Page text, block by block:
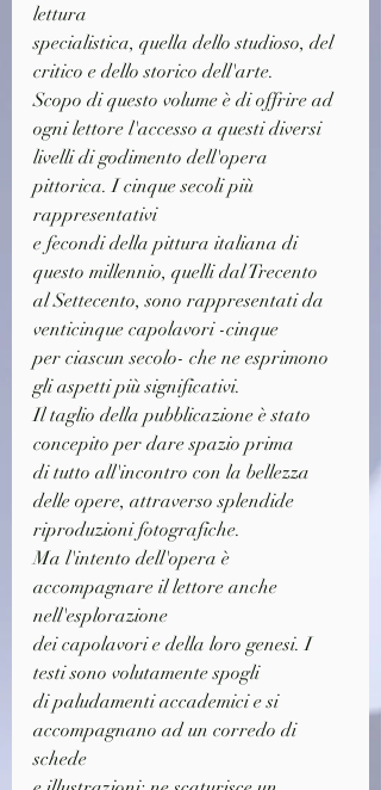
lettura
specialistica, quella dello studioso, del
critico e dello storico dell'arte.
Scopo di questo volume è di offrire ad
ogni lettore l'accesso a questi diversi
livelli di godimento dell'opera
pittorica. I cinque secoli più
rappresentativi
e fecondi della pittura italiana di
questo millennio, quelli dal Trecento
al Settecento, sono rappresentati da
venticinque capolavori -cinque
per ciascun secolo- che ne esprimono
gli aspetti più significativi.
Il taglio della pubblicazione è stato
concepito per dare spazio prima
di tutto all'incontro con la bellezza
delle opere, attraverso splendide
riproduzioni fotografiche.
Ma l'intento dell'opera è
accompagnare il lettore anche
nell'esplorazione
dei capolavori e della loro genesi. I
testi sono volutamente spogli
di paludamenti accademici e si
accompagnano ad un corredo di
schede